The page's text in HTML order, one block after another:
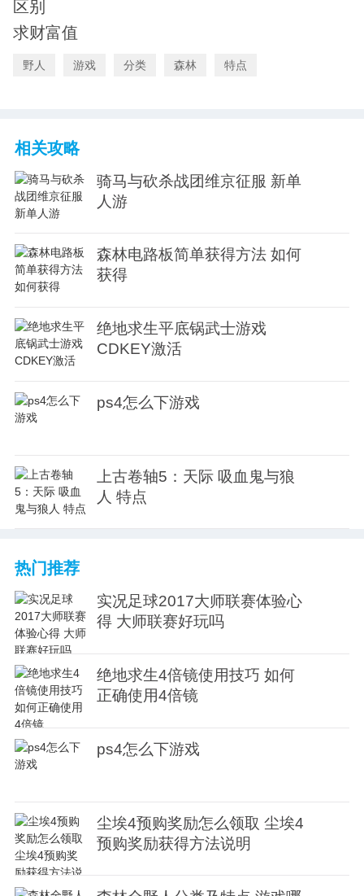
区别
求财富值
野人 游戏 分类 森林 特点
相关攻略
骑马与砍杀战团维京征服 新单
人游
森林电路板简单获得方法 如何
获得
绝地求生平底锅武士游戏
CDKEY激活
ps4怎么下游戏
上古卷轴5：天际 吸血鬼与狼
人 特点
热门推荐
实况足球2017大师联赛体验心
得 大师联赛好玩吗
绝地求生4倍镜使用技巧 如何
正确使用4倍镜
ps4怎么下游戏
尘埃4预购奖励怎么领取 尘埃4
预购奖励获得方法说明